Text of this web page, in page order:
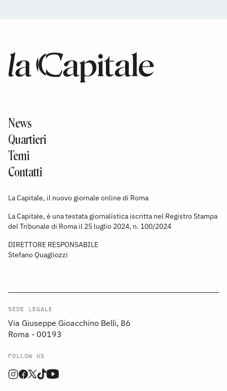
News
Quartieri
Temi
Contatti
La Capitale, il nuovo giornale online di Roma
La Capitale, è una testata giornalistica iscritta nel Registro Stampa
del Tribunale di Roma il 25 luglio 2024, n. 100/2024
DIRETTORE RESPONSABILE
Stefano Quagliozzi
SEDE LEGALE
Via Giuseppe Gioacchino Belli, 86
Roma - 00193
FOLLOW US